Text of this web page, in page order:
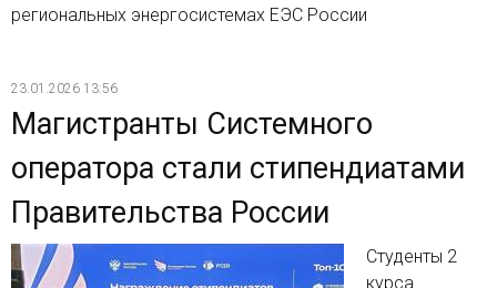
региональных энергосистемах ЕЭС России
23.01.2026 13:56
Магистранты Системного
оператора стали стипендиатами
Правительства России
Студенты 2
курса